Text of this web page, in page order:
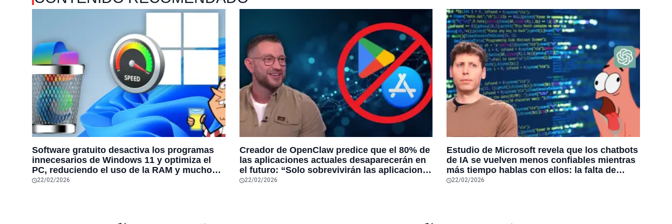
Software gratuito desactiva los programas
innecesarios de Windows 11 y optimiza el
PC, reduciendo el uso de la RAM y mucho
más
22/02/2026
Creador de OpenClaw predice que el 80% de
las aplicaciones actuales desaparecerán en
el futuro: “Solo sobrevivirán las aplicaciones
con sensores únicos o conexiones
22/02/2026
Estudio de Microsoft revela que los chatbots
de IA se vuelven menos confiables mientras
más tiempo hablas con ellos: la falta de
confiabilidad sube un 112%
22/02/2026